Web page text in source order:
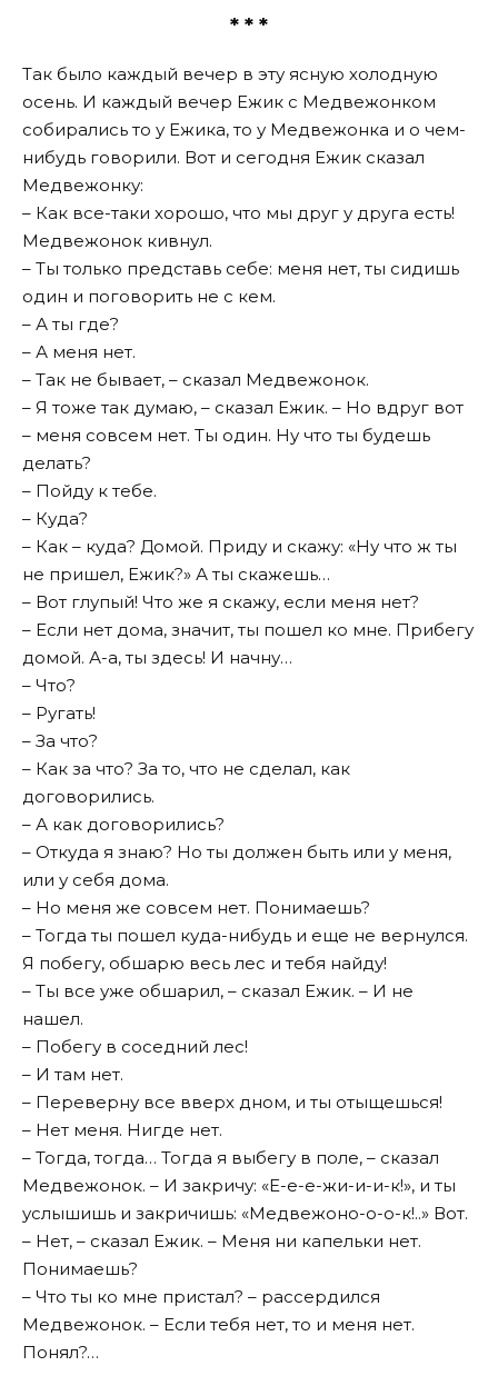
* * *
Так было каждый вечер в эту ясную холодную
осень. И каждый вечер Ежик с Медвежонком
собирались то у Ежика, то у Медвежонка и о чем-
нибудь говорили. Вот и сегодня Ежик сказал
Медвежонку:
– Как все-таки хорошо, что мы друг у друга есть!
Медвежонок кивнул.
– Ты только представь себе: меня нет, ты сидишь
один и поговорить не с кем.
– А ты где?
– А меня нет.
– Так не бывает, – сказал Медвежонок.
– Я тоже так думаю, – сказал Ежик. – Но вдруг вот
– меня совсем нет. Ты один. Ну что ты будешь
делать?
– Пойду к тебе.
– Куда?
– Как – куда? Домой. Приду и скажу: «Ну что ж ты
не пришел, Ежик?» А ты скажешь…
– Вот глупый! Что же я скажу, если меня нет?
– Если нет дома, значит, ты пошел ко мне. Прибегу
домой. А-а, ты здесь! И начну…
– Что?
– Ругать!
– За что?
– Как за что? За то, что не сделал, как
договорились.
– А как договорились?
– Откуда я знаю? Но ты должен быть или у меня,
или у себя дома.
– Но меня же совсем нет. Понимаешь?
– Тогда ты пошел куда-нибудь и еще не вернулся.
Я побегу, обшарю весь лес и тебя найду!
– Ты все уже обшарил, – сказал Ежик. – И не
нашел.
– Побегу в соседний лес!
– И там нет.
– Переверну все вверх дном, и ты отыщешься!
– Нет меня. Нигде нет.
– Тогда, тогда… Тогда я выбегу в поле, – сказал
Медвежонок. – И закричу: «Е-е-е-жи-и-и-к!», и ты
услышишь и закричишь: «Медвежоно-о-о-к!..» Вот.
– Нет, – сказал Ежик. – Меня ни капельки нет.
Понимаешь?
– Что ты ко мне пристал? – рассердился
Медвежонок. – Если тебя нет, то и меня нет.
Понял?…